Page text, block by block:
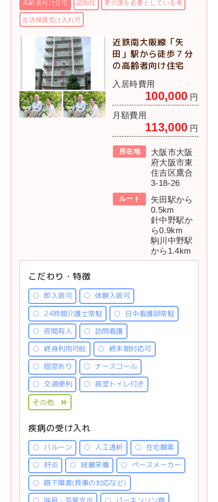
高齢者向け住宅 認知症 要介護を必要としている者
生活保護受け入れ可
近鉄南大阪線「矢
田」駅から徒歩７分
の高齢者向け住宅
入居時費用
100,000 円
月額費用
113,000 円
所在地
大阪市大阪
府大阪市東
住吉区鷹合
3-18-26
ルート
矢田駅から
0.5km
針中野駅か
ら0.9km
駒川中野駅
から1.4km
こだわり・特徴
即入居可
体験入居可
24時間介護士常駐
日中看護師常駐
夜間有人
訪問看護
終身利用可能
終末期対応可
個室あり
ナースコール
交通便利
居室トイレ付き
その他
疾病の受け入れ
バルーン 人工透析
在宅酸素
肝炎
経鼻栄養
ペースメーカー
嚥下障害(食事の対応など)